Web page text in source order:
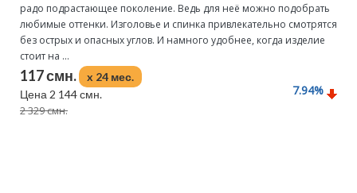
радо подрастающее поколение. Ведь для неё можно подобрать
любимые оттенки. Изголовье и спинка привлекательно смотрятся
без острых и опасных углов. И намного удобнее, когда изделие
стоит на ...
117 смн.
x 24 мес.
Цена 2 144 смн.
2 329 смн.
7.94%